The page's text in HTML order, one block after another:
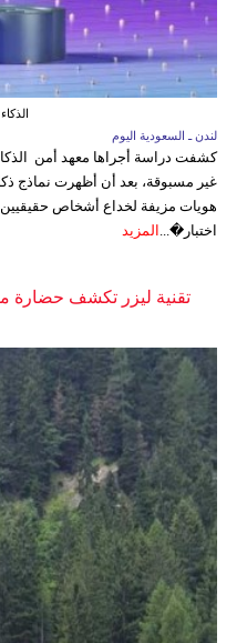
لندن ـ السعودية اليوم
كشفت دراسة أجراها معهد أمن
غير مسبوقة، بعد أن أظهرت نماذج
هويات مزيفة لخداع أشخاص
اختبار�...
المزيد
تقنية ليزر تكشف حضارة